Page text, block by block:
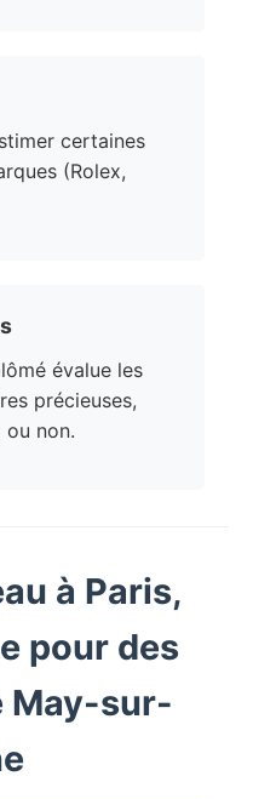
certaines
(Rolex,
évalue les
précieuses,
ou non.
à Paris,
pour des
May-sur-